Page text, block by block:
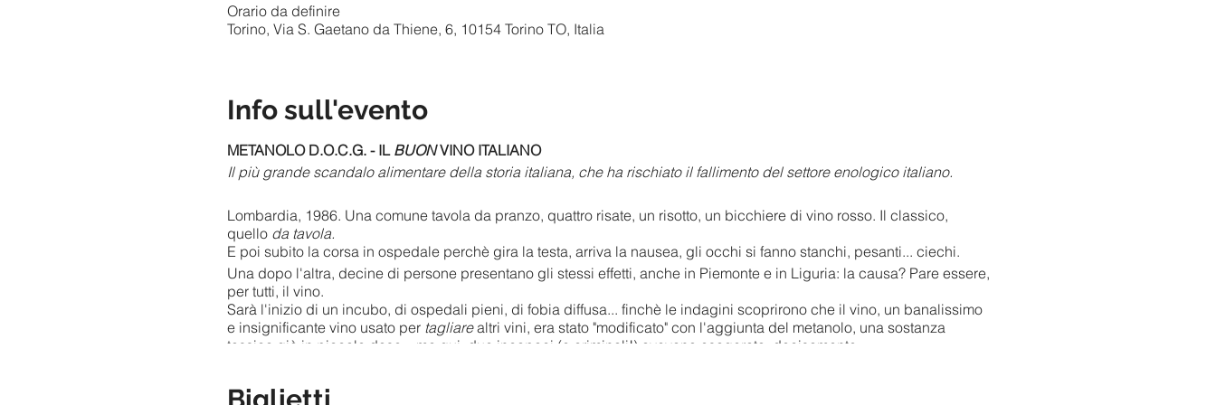
Orario da definire
Torino, Via S. Gaetano da Thiene, 6, 10154 Torino TO, Italia
Info sull'evento
METANOLO D.O.C.G. - IL BUONVINO ITALIANO
Il più grande scandalo alimentare della storia italiana, che ha rischiato il fallimento del settore enologico italiano.
Lombardia, 1986. Una comune tavola da pranzo, quattro risate, un risotto, un bicchiere di vino rosso. Il classico,
quello da tavola.
E poi subito la corsa in ospedale perchè gira la testa, arriva la nausea, gli occhi si fanno stanchi, pesanti... ciechi.
Una dopo l'altra, decine di persone presentano gli stessi effetti, anche in Piemonte e in Liguria: la causa? Pare essere,
per tutti, il vino.
Sarà l'inizio di un incubo, di ospedali pieni, di fobia diffusa... finchè le indagini scoprirono che il vino, un banalissimo
e insignificante vino usato per tagliarealtri vini, era stato "modificato" con l'aggiunta del metanolo, una sostanza
tossica già in piccole dose... ma qui, due incapaci (e criminali!) avevano esagerato, decisamente.
19 i morti e 153 intossicati: quelli accertati, ovviamente.